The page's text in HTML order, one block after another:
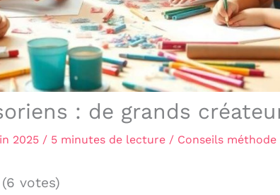
: de grands
2025 / 5 minutes de lecture / Conseils
votes)